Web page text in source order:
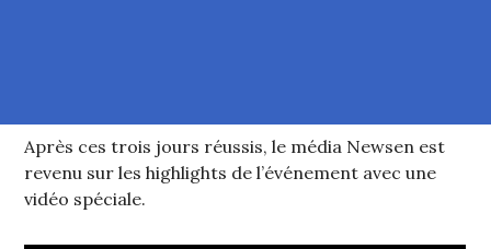
Après ces trois jours réussis, le média Newsen est
revenu sur les highlights de l’événement avec une
vidéo spéciale.